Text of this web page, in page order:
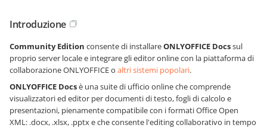
Introduzione
Community Edition consente di installareONLYOFFICE Docssul
proprio server locale e integrare gli editor online con la piattaforma di
collaborazione ONLYOFFICE o altri sistemi popolari.
ONLYOFFICE Docsè una suite di ufficio online che comprende
visualizzatori ed editor per documenti di testo, fogli di calcolo e
presentazioni, pienamente compatibile con i formati Office Open
XML: .docx, .xlsx, .pptx e che consente l'editing collaborativo in tempo